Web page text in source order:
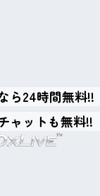
ら24時間無料!!
ャットも無料!!